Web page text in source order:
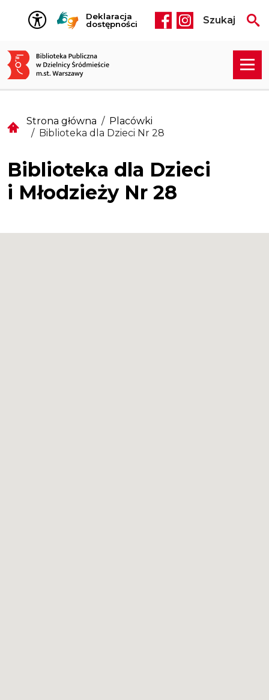
Przejdź do treści
Deklaracja
dostępności
Social media
Szukaj
Strona główna
Placówki
Biblioteka dla Dzieci Nr 28
Biblioteka dla Dzieci
i Młodzieży Nr 28